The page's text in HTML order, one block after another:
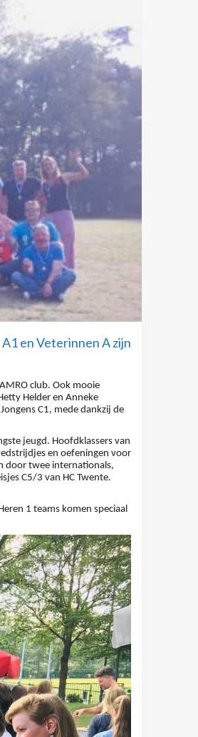
en Veterinnen A zijn
club. Ook mooie
Helder en Anneke
C1, mede dankzij de
jeugd. Hoofdklassers van
en oefeningen voor
door twee internationals,
C5/3 van HC Twente.
1 teams komen speciaal